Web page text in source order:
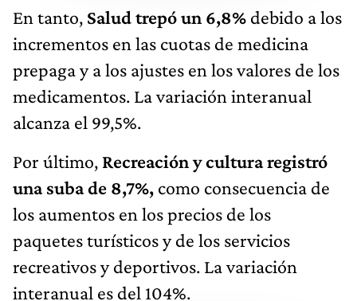
En tanto, Salud trepó un 6,8% debido a los
incrementos en las cuotas de medicina
prepaga y a los ajustes en los valores de los
medicamentos. La variación interanual
alcanza el 99,5%.
Por último, Recreación y cultura registró
una suba de 8,7%, como consecuencia de
los aumentos en los precios de los
paquetes turísticos y de los servicios
recreativos y deportivos. La variación
interanual es del 104%.